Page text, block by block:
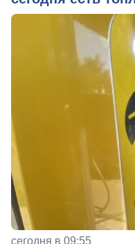
сегодня в 09:55